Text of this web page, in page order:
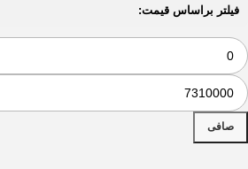
فیلتر براساس قیمت:
صافی